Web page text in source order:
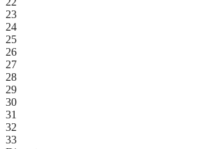
23
24
25
26
27
28
29
30
31
32
33